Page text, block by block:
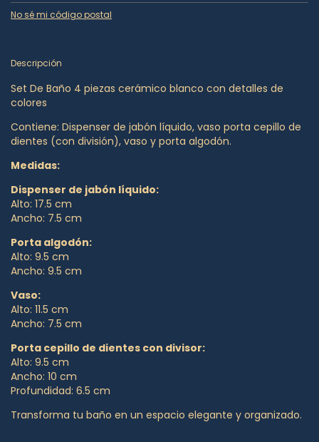
No sé mi código postal
Descripción
Set De Baño 4 piezas cerámico blanco con detalles de
colores
Contiene: Dispenser de jabón líquido, vaso porta cepillo de
dientes (con división), vaso y porta algodón.
Medidas:
Dispenser de jabón líquido:
Alto: 17.5 cm
Ancho: 7.5 cm
Porta algodón:
Alto: 9.5 cm
Ancho: 9.5 cm
Vaso:
Alto: 11.5 cm
Ancho: 7.5 cm
Porta cepillo de dientes con divisor:
Alto: 9.5 cm
Ancho: 10 cm
Profundidad: 6.5 cm
Transforma tu baño en un espacio elegante y organizado.